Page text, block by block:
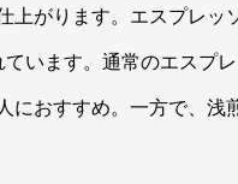
上がります。エスプレ
います。通常のエスプ
におすすめ。一方で、